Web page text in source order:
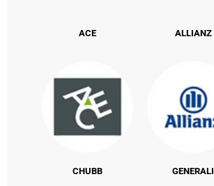
ACE
CHUBB
ALLIANZ
GENERALI